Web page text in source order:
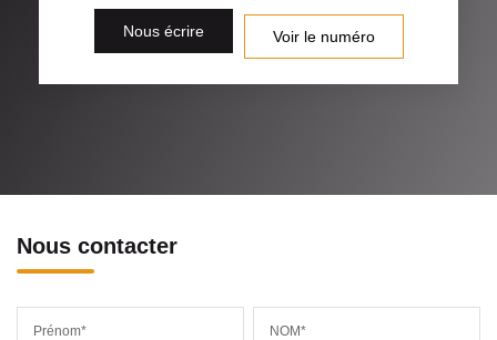
Nous écrire Voir le numéro
Nous contacter
Prénom* NOM*